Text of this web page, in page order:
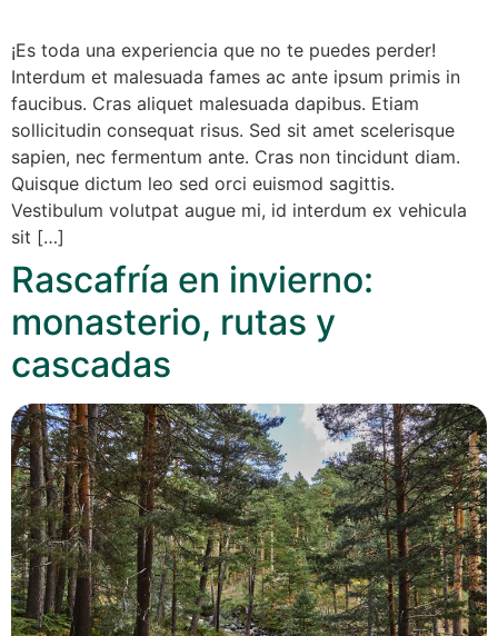
¡Es toda una experiencia que no te puedes perder!
Interdum et malesuada fames ac ante ipsum primis in
faucibus. Cras aliquet malesuada dapibus. Etiam
sollicitudin consequat risus. Sed sit amet scelerisque
sapien, nec fermentum ante. Cras non tincidunt diam.
Quisque dictum leo sed orci euismod sagittis.
Vestibulum volutpat augue mi, id interdum ex vehicula
sit […]
Rascafría en invierno:
monasterio, rutas y
cascadas